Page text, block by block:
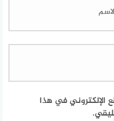
الإلكتروني في هذا